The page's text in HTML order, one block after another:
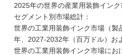
2025年の世界の産業用装飾インク
セグメント別市場総計：
世界の工業用装飾インク市場（製
年、2027-2032年（百万ドル）お
世界の工業用装飾インク市場にお